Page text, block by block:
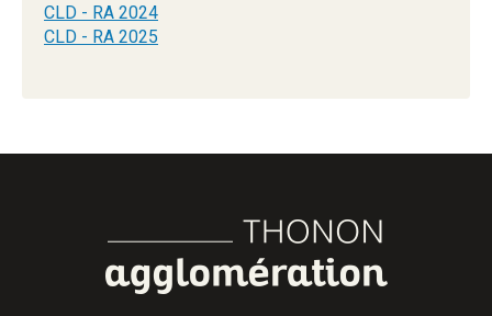
CLD - RA 2024
CLD - RA 2025